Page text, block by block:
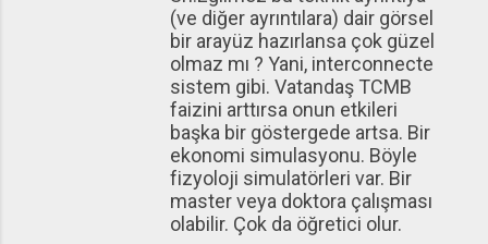
(ve diğer ayrıntılara) dair görsel
bir arayüz hazırlansa çok güzel
olmaz mı ? Yani, interconnecte
sistem gibi. Vatandaş TCMB
faizini arttırsa onun etkileri
başka bir göstergede artsa. Bir
ekonomi simulasyonu. Böyle
fizyoloji simulatörleri var. Bir
master veya doktora çalışması
olabilir. Çok da öğretici olur.